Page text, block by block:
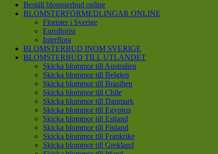
Beställ blomsterbud online
BLOMSTERFÖRMEDLINGAR ONLINE
Florister i Sverige
Euroflorist
Interflora
BLOMSTERBUD INOM SVERIGE
BLOMSTERBUD TILL UTLANDET
Skicka blommor till Australien
Skicka blommor till Belgien
Skicka blommor till Brasilien
Skicka blommor till Chile
Skicka blommor till Danmark
Skicka blommor till Egypten
Skicka blommor till Estland
Skicka blommor till Finland
Skicka blommor till Frankrike
Skicka blommor till Grekland